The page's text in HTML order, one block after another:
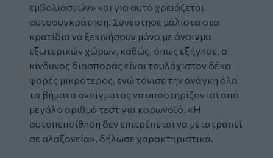
εμβολιασμών» και για αυτό χρειάζεται
αυτοσυγκράτηση. Συνέστησε μάλιστα στα
κρατίδια να ξεκινήσουν μόνο με άνοιγμα
εξωτερικών χώρων, καθώς, όπως εξήγησε, ο
κίνδυνος διασποράς είναι τουλάχιστον δέκα
φορές μικρότερος, ενώ τόνισε την ανάγκη όλα
τα βήματα ανοίγματος να υποστηρίζονται από
μεγάλο αριθμό τεστ για κορωνοϊό. «Η
αυτοπεποίθηση δεν επιτρέπεται να μετατραπεί
σε αλαζονεία», δήλωσε χαρακτηριστικά.